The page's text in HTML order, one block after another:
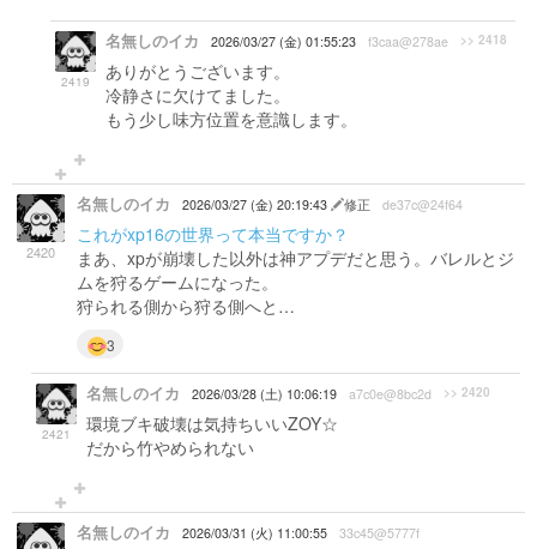
2419
名無しのイカ 2026/03/27 (金) 01:55:23 f3caa@278ae >> 2418
ありがとうございます。
冷静さに欠けてました。
もう少し味方位置を意識します。
2420
名無しのイカ 2026/03/27 (金) 20:19:43 修正 de37c@24f64
これがxp16の世界って本当ですか？
まあ、xpが崩壊した以外は神アプデだと思う。バレルとジ
ムを狩るゲームになった。
狩られる側から狩る側へと…
3
2421
名無しのイカ 2026/03/28 (土) 10:06:19 a7c0e@8bc2d >> 2420
環境ブキ破壊は気持ちいいZOY☆
だから竹やめられない
名無しのイカ 2026/03/31 (火) 11:00:55 33c45@5777f